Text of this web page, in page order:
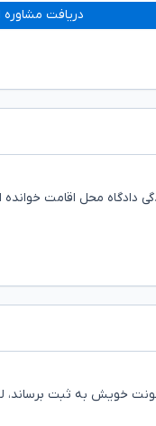
دریافت مشاوره
دادگاه محل اقامت
خویش به ثبت